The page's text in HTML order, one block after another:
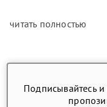
читать полностью
Подписывайтесь